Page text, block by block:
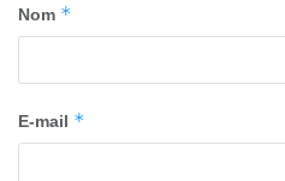
Nom *
E-mail *